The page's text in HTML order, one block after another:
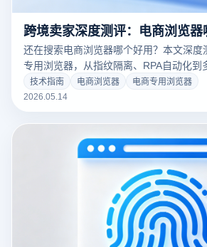
还在搜索电商浏览器哪个好用？本文深
专用浏览器，从指纹隔离、RPA自动化到
位揭秘云登浏览器如何助跨境卖家攻克亚
Temu等多平台风控关联难题。掌握核心选
技术指南 电商浏览器
电商专用浏览器
2026.05.14